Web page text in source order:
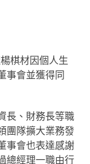
棋材因個人生
事會並獲得同
長、財務長等職
團隊擴大業務發
事會也表達感謝
總經理一職由行